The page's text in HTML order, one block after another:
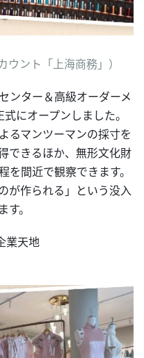
ウント「上海商務」）
ンター＆高級オーダーメ
にオープンしました。
るマンツーマンの採寸を
できるほか、無形文化財
を間近で観察できます。
が作られる」という没入
す。
業天地